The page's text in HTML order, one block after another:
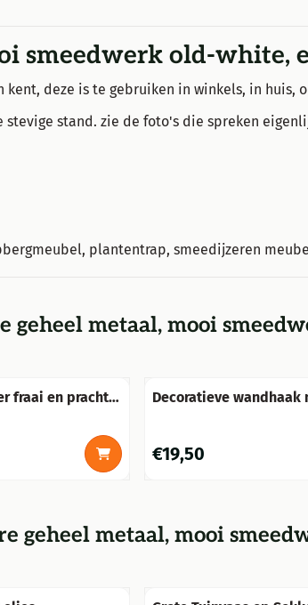
smeedwerk old-white,
deze is te gebruiken in winkels, in
stand. zie de foto's die spreken
plantentrap, smeedijzeren
geheel metaal, mooi
fraai en prachtig
Decoratieve wandhaak
Prijs: 19,50
€19,50
geheel metaal, mooi